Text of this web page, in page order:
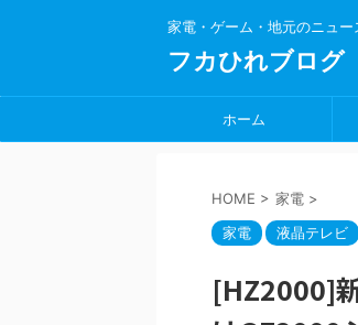
家電・ゲーム・地元のニュ
フカひれブログ
ホーム
HOME > 家電 >
家電
液晶テレビ
[HZ2000]